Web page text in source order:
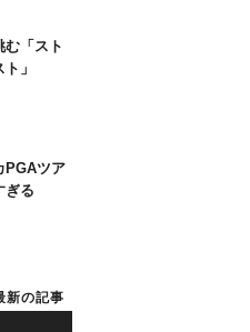
む「スト
」
PGAツア
ぎる
新の記事